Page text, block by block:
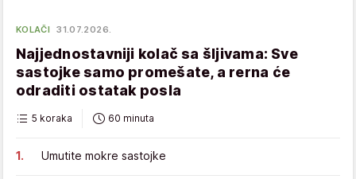
KOLAČI 31.07.2026.
Najjednostavniji kolač sa šljivama: Sve
sastojke samo promešate, a rerna će
odraditi ostatak posla
5 koraka 60 minuta
Umutite mokre sastojke